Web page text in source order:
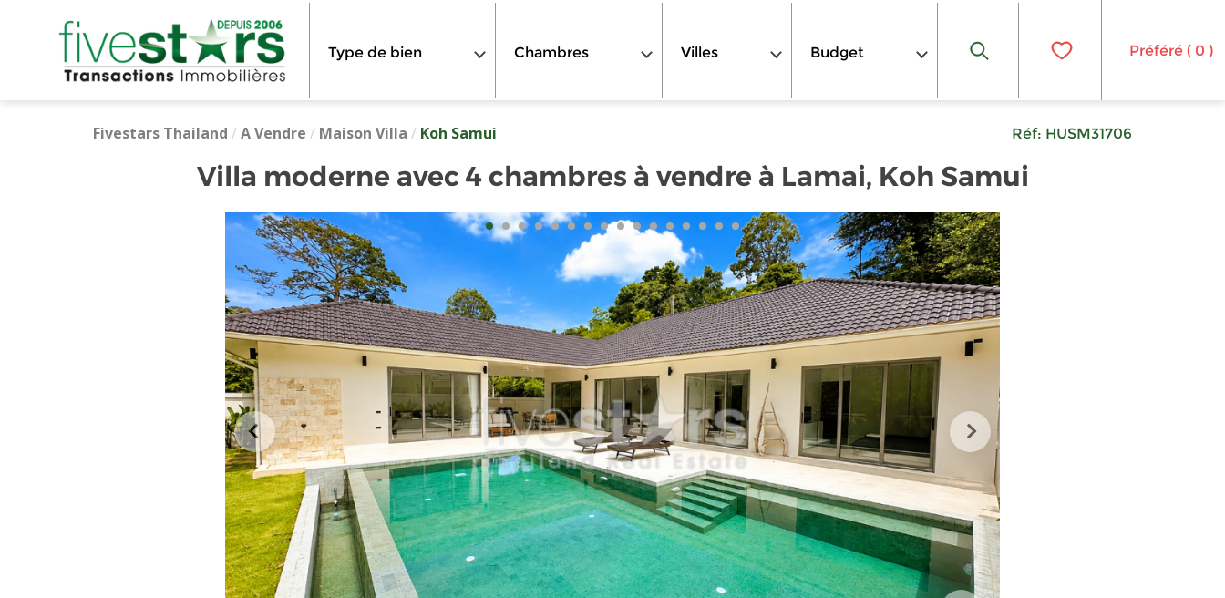
Type de bien Chambres Villes Budget Préféré ( 0 )
Fivestars Thailand / A Vendre / Maison Villa / Koh Samui Réf: HUSM31706
Villa moderne avec 4 chambres à vendre à Lamai, Koh Samui